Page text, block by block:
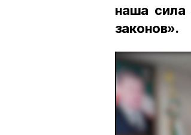
наша сила
законов».